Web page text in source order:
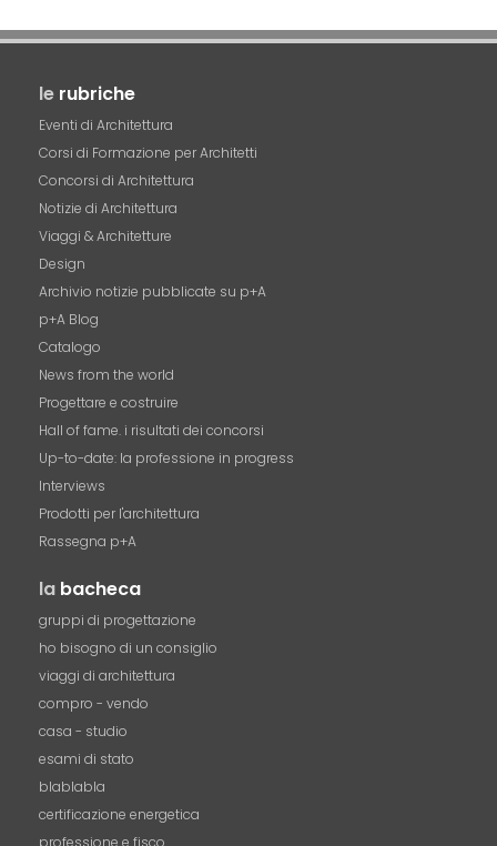
le rubriche
Eventi di Architettura
Corsi di Formazione per Architetti
Concorsi di Architettura
Notizie di Architettura
Viaggi & Architetture
Design
Archivio notizie pubblicate su p+A
p+A Blog
Catalogo
News from the world
Progettare e costruire
Hall of fame. i risultati dei concorsi
Up-to-date: la professione in progress
Interviews
Prodotti per l'architettura
Rassegna p+A
la bacheca
gruppi di progettazione
ho bisogno di un consiglio
viaggi di architettura
compro - vendo
casa - studio
esami di stato
blablabla
certificazione energetica
professione e fisco